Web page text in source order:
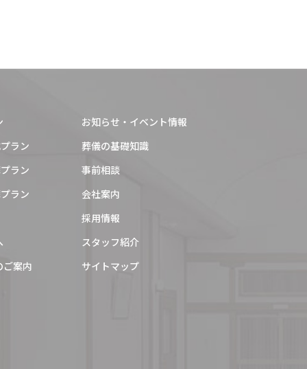
2023年6月
2023年5月
2023年3月
2023年2月
2023年1月
ラン
ラン
ラン
ご案内
お知らせ・イベント情報
葬儀の基礎知識
事前相談
会社案内
採用情報
スタッフ紹介
サイトマップ